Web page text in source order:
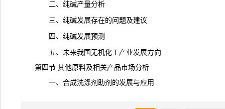
二、纯碱产量分析
三、纯碱发展存在的问题及建议
四、纯碱发展预测
五、未来我国无机化工产业发展方向
第四节 其他原料及相关产品市场分析
一、合成洗涤剂助剂的发展与应用